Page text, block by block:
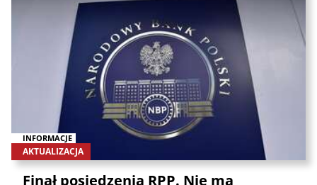
INFORMACJE
AKTUALIZACJA
Finał posiedzenia RPP. Nie ma